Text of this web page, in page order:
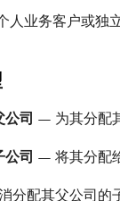
人业务客户或独
司 — 为其分配
司 — 将其分配
分配其父公司的